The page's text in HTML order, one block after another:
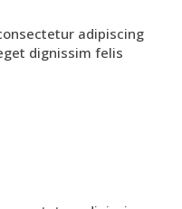
adipiscing
dignissim felis